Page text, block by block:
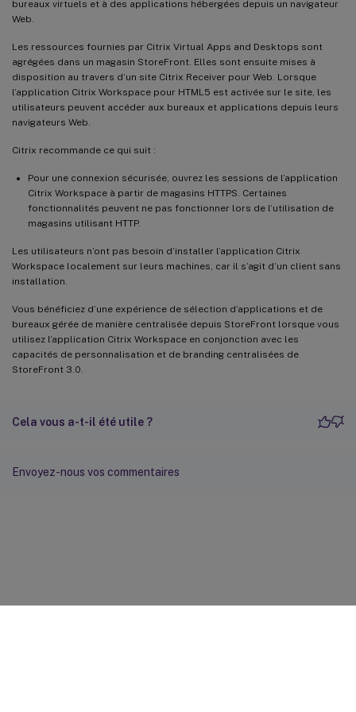
bureaux virtuels et à des applications hébergées depuis un navigateur
Web.
Les ressources fournies par Citrix Virtual Apps and Desktops sont
agrégées dans un magasin StoreFront. Elles sont ensuite mises à
disposition au travers d’un site Citrix Receiver pour Web. Lorsque
l’application Citrix Workspace pour HTML5 est activée sur le site, les
utilisateurs peuvent accéder aux bureaux et applications depuis leurs
navigateurs Web.
Citrix recommande ce qui suit :
Pour une connexion sécurisée, ouvrez les sessions de l’application
Citrix Workspace à partir de magasins HTTPS. Certaines
fonctionnalités peuvent ne pas fonctionner lors de l’utilisation de
magasins utilisant HTTP.
Les utilisateurs n’ont pas besoin d’installer l’application Citrix
Workspace localement sur leurs machines, car il s’agit d’un client sans
installation.
Vous bénéficiez d’une expérience de sélection d’applications et de
bureaux gérée de manière centralisée depuis StoreFront lorsque vous
utilisez l’application Citrix Workspace en conjonction avec les
capacités de personnalisation et de branding centralisées de
StoreFront 3.0.
Cela vous a-t-il été utile ?
Envoyez-nous vos commentaires